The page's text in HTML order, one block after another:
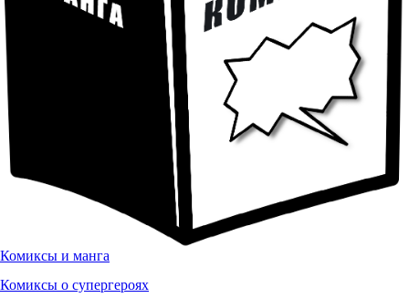
Комиксы и манга
Комиксы о супергероях